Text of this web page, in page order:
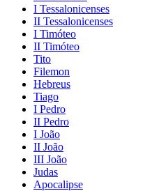
I Tessalonicenses
II Tessalonicenses
I Timóteo
II Timóteo
Tito
Filemon
Hebreus
Tiago
I Pedro
II Pedro
I João
II João
III João
Judas
Apocalipse